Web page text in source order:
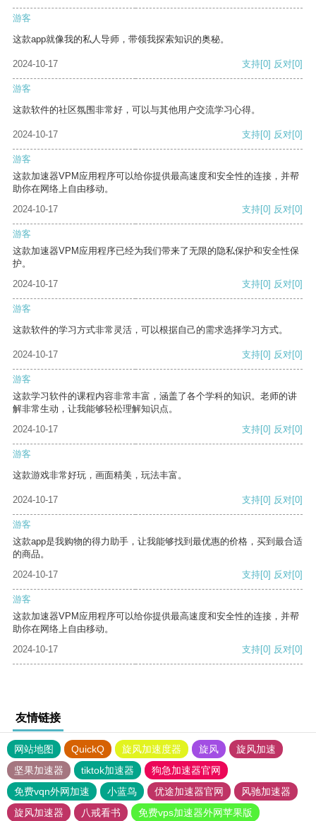
游客
这款app就像我的私人导师，带领我探索知识的奥秘。
2024-10-17 支持[0] 反对[0]
游客
这款软件的社区氛围非常好，可以与其他用户交流学习心得。
2024-10-17 支持[0] 反对[0]
游客
这款加速器VPM应用程序可以给你提供最高速度和安全性的连接，并帮
助你在网络上自由移动。
2024-10-17
支持[0] 反对[0]
游客
这款加速器VPM应用程序已经为我们带来了无限的隐私保护和安全性保
护。
2024-10-17
支持[0] 反对[0]
游客
这款软件的学习方式非常灵活，可以根据自己的需求选择学习方式。
2024-10-17 支持[0] 反对[0]
游客
这款学习软件的课程内容非常丰富，涵盖了各个学科的知识。老师的讲
解非常生动，让我能够轻松理解知识点。
2024-10-17
支持[0] 反对[0]
游客
这款游戏非常好玩，画面精美，玩法丰富。
2024-10-17 支持[0] 反对[0]
游客
这款app是我购物的得力助手，让我能够找到最优惠的价格，买到最合适
的商品。
2024-10-17
支持[0] 反对[0]
游客
这款加速器VPM应用程序可以给你提供最高速度和安全性的连接，并帮
助你在网络上自由移动。
2024-10-17
支持[0] 反对[0]
友情链接
网站地图 QuickQ 旋风加速度器 旋风
旋风加速
坚果加速器
tiktok加速器
狗急加速器官网
免费vqn外网加速
小蓝鸟 优途加速器官网
风驰加速器
旋风加速器
八戒看书 免费vps加速器外网苹果版